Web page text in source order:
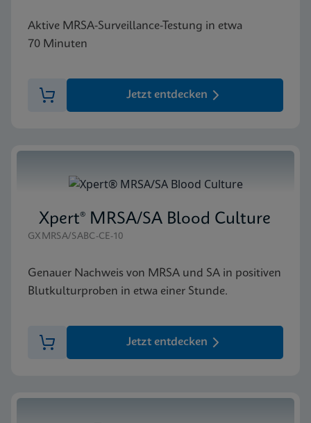
Aktive MRSA-Surveillance-Testung in etwa
70 Minuten
Jetzt entdecken
Xpert® MRSA/SA Blood Culture
GXMRSA/SABC-CE-10
Genauer Nachweis von MRSA und SA in positiven
Blutkulturproben in etwa einer Stunde.
Jetzt entdecken